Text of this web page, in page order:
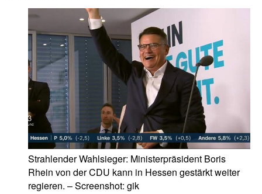
Strahlender Wahlsieger: Ministerpräsident Boris
Rhein von der CDU kann in Hessen gestärkt weiter
regieren. – Screenshot: gik